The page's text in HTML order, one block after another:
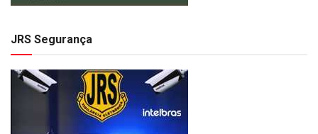
JRS Segurança